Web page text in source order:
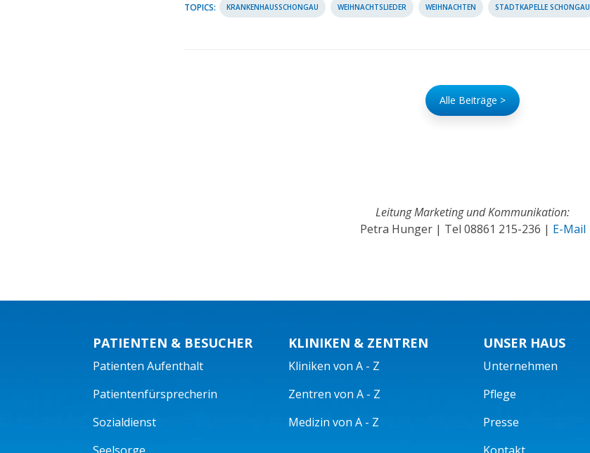
TOPICS: KRANKENHAUSSCHONGAU WEIHNACHTSLIEDER WEIHNACHTEN STADTKAPELLE SCHONGAU
Alle Beiträge >
Leitung Marketing und Kommunikation:
Petra Hunger | Tel 08861 215-236 | E-Mail
PATIENTEN & BESUCHER
Patienten Aufenthalt
Patientenfürsprecherin
Sozialdienst
KLINIKEN & ZENTREN
Kliniken von A - Z
Zentren von A - Z
Medizin von A - Z
UNSER HAUS
Unternehmen
Pflege
Presse